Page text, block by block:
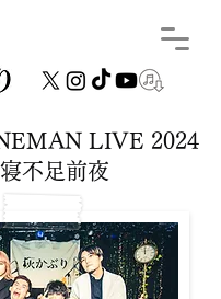
LIVE 2024
不足前夜